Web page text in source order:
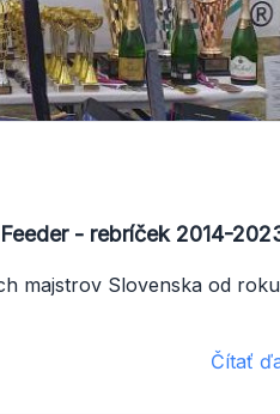
- rebríček 2014-
majstrov Slovenska od roku
Čítať